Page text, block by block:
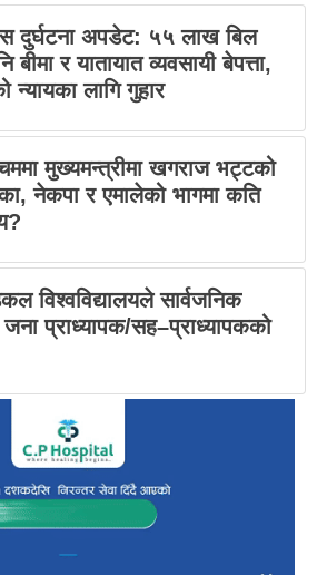
बस दुर्घटना अपडेट: ५५ लाख बिल
बीमा र यातायात व्यवसायी बेपत्ता,
न्यायका लागि गुहार
मुख्यमन्त्रीमा खगराज भट्टको
नेकपा र एमालेको भागमा कति
विश्वविद्यालयले सार्वजनिक
जना प्राध्यापक/सह–प्राध्यापकको